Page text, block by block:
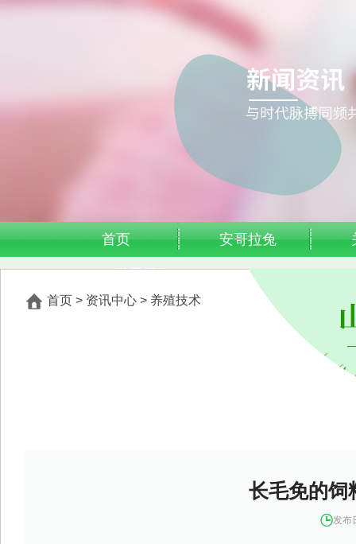
首页 安哥拉兔
联系我们
首页 > 资讯中心 > 养殖技术
长毛免的饲
发布